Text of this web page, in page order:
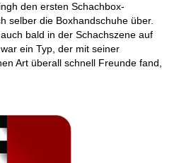
den ersten Schachbox-
selber die Boxhandschuhe über.
bald in der Schachszene auf
ein Typ, der mit seiner
Art überall schnell Freunde fand,